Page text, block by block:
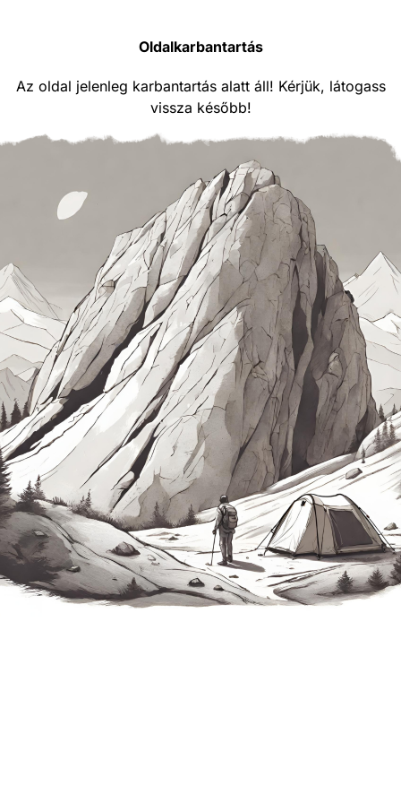
Oldalkarbantartás
Az oldal jelenleg karbantartás alatt áll! Kérjük, látogass
vissza később!